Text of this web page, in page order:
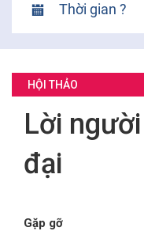
GIỎ HÀNG
Thời gian ?
HỘI THẢO
Lời
đại
Gặp gỡ